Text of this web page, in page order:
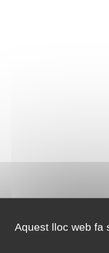
Aquest lloc web fa